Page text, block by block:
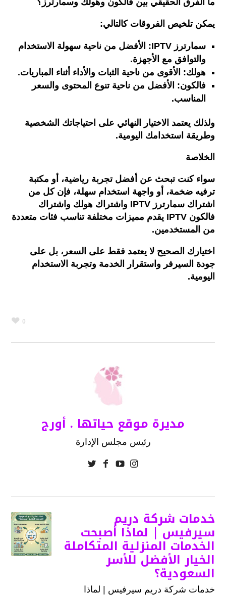
يمكن تلخيص الفروقات كالتالي:
سمارترز الأفضل من ناحية سهولة الاستخدام
والتوافق مع الأجهزة.
هولك: الأقوى من ناحية الثبات والأداء أثناء المباريات.
فالكون: الأفضل من ناحية تنوع المحتوى والسعر
المناسب.
ولذلك يعتمد الاختيار النهائي على احتياجاتك الشخصية
وطريقة استخدامك اليومية.
الخلاصة
سواء كنت تبحث عن أفضل تجربة رياضية، أو مكتبة
ترفيه ضخمة، أو واجهة استخدام سهلة، فإن كل من
اشتراك سمارترز واشتراك هولك واشتراك
فالكون
يقدم مميزات مختلفة تناسب فئات متعددة
من المستخدمين.
اختيارك الصحيح لا يعتمد فقط على السعر، بل على
جودة السيرفر واستقرار الخدمة وتجربة الاستخدام
اليومية.
0
مديرة موقع حياتها . أورج
رئيس مجلس الإدارة
خدمات شركة دريم
سيرفيس | لماذا أصبحت
الخدمات المنزلية المتكاملة
الخيار الأفضل للأسر
السعودية؟
خدمات شركة دريم سيرفيس | لماذا